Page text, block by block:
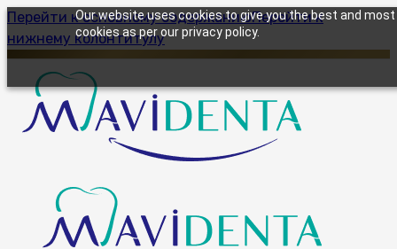
Our website uses cookies to give you the best and
cookies as per our privacy policy.
Перейти к основному содержаниюПерейти к
нижнему колонтитулу